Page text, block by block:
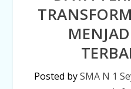
Posted bySMA N 1